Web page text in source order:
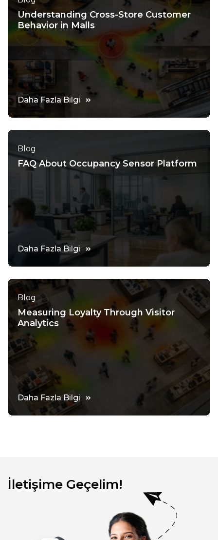
Understanding Cross-Store Customer
Behavior in Malls
Daha Fazla Bilgi
Blog
FAQ About Occupancy Sensor Platform
Daha Fazla Bilgi
Blog
Measuring Loyalty Through Visitor
Analytics
Daha Fazla Bilgi
İletişime Geçelim!